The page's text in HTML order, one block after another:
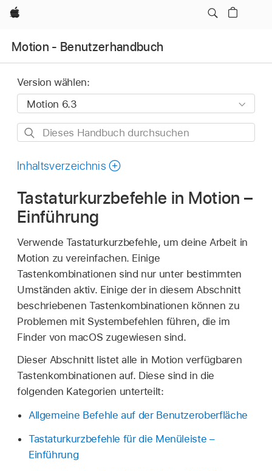
Apple
Motion - Benutzerhandbuch
Version wählen:
Dieses
durchsuchen
Inhaltsverzeichnis
Tastaturkurzbefehle in Motion –
Einführung
Verwende Tastaturkurzbefehle, um deine Arbeit in
Motion zu vereinfachen. Einige
Tastenkombinationen sind nur unter bestimmten
Umständen aktiv. Einige der in diesem Abschnitt
beschriebenen Tastenkombinationen können zu
Problemen mit Systembefehlen führen, die im
Finder von macOS zugewiesen sind.
Dieser Abschnitt listet alle in Motion verfügbaren
Tastenkombinationen auf. Diese sind in die
folgenden Kategorien unterteilt:
Allgemeine Befehle auf der Benutzeroberfläche
Tastaturkurzbefehle für die Menüleiste –
Einführung